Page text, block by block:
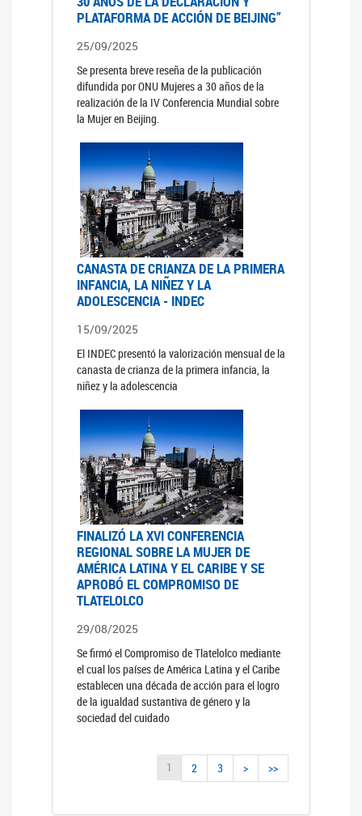
PLATAFORMA DE ACCIÓN DE BEIJING”
25/09/2025
Se presenta breve reseña de la publicación
difundida por ONU Mujeres a 30 años de la
realización de la IV Conferencia Mundial sobre
la Mujer en Beijing.
CANASTA DE CRIANZA DE LA PRIMERA
INFANCIA, LA NIÑEZ Y LA
ADOLESCENCIA - INDEC
15/09/2025
El INDEC presentó la valorización mensual de la
canasta de crianza de la primera infancia, la
niñez y la adolescencia
FINALIZÓ LA XVI CONFERENCIA
REGIONAL SOBRE LA MUJER DE
AMÉRICA LATINA Y EL CARIBE Y SE
APROBÓ EL COMPROMISO DE
TLATELOLCO
29/08/2025
Se firmó el Compromiso de Tlatelolco mediante
el cual los países de América Latina y el Caribe
establecen una década de acción para el logro
de la igualdad sustantiva de género y la
sociedad del cuidado
1 2 3 > >>